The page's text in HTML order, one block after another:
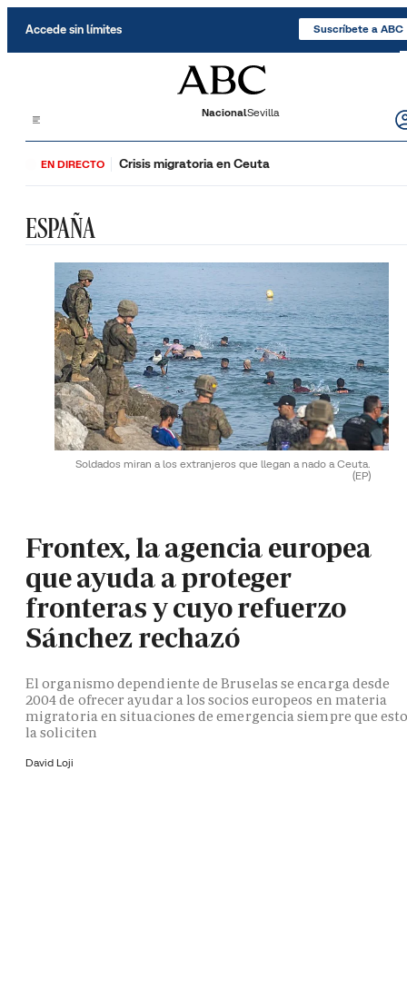
Accede sin límites Suscríbete a ABC
NacionalSevilla
EN DIRECTO Crisis migratoria en Ceuta
ESPAÑA
Soldados miran a los extranjeros que llegan a nado a Ceuta.
(EP)
Frontex, la agencia europea
que ayuda a proteger
fronteras y cuyo refuerzo
Sánchez rechazó
El organismo dependiente de Bruselas se encarga desde
2004 de ofrecer ayudar a los socios europeos en materia
migratoria en situaciones de emergencia siempre que
la soliciten
David Loji